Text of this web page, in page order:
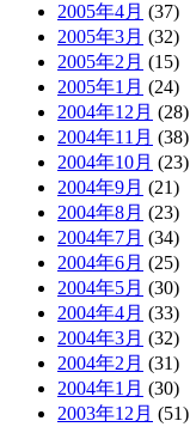
2005年4月 (37)
2005年3月 (32)
2005年2月 (15)
2005年1月 (24)
2004年12月 (28)
2004年11月 (38)
2004年10月 (23)
2004年9月 (21)
2004年8月 (23)
2004年7月 (34)
2004年6月 (25)
2004年5月 (30)
2004年4月 (33)
2004年3月 (32)
2004年2月 (31)
2004年1月 (30)
2003年12月 (51)